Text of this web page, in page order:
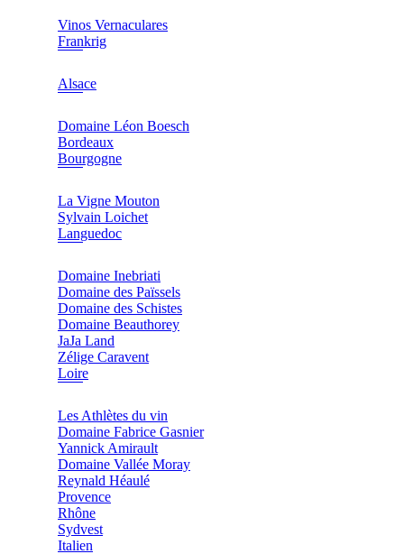
Vinos Vernaculares
Frankrig
Alsace
Domaine Léon Boesch
Bordeaux
Bourgogne
La Vigne Mouton
Sylvain Loichet
Languedoc
Domaine Inebriati
Domaine des Païssels
Domaine des Schistes
Domaine Beauthorey
JaJa Land
Zélige Caravent
Loire
Les Athlètes du vin
Domaine Fabrice Gasnier
Yannick Amirault
Domaine Vallée Moray
Reynald Héaulé
Provence
Rhône
Sydvest
Italien